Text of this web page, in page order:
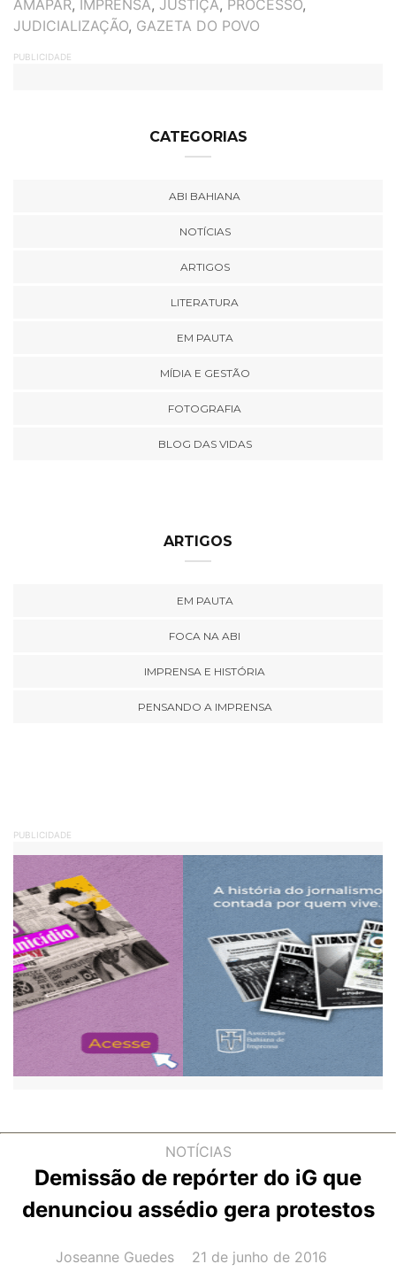
AMAPAR, IMPRENSA, JUSTIÇA, PROCESSO,
JUDICIALIZAÇÃO, GAZETA DO POVO
PUBLICIDADE
CATEGORIAS
ABI BAHIANA
NOTÍCIAS
ARTIGOS
LITERATURA
EM PAUTA
MÍDIA E GESTÃO
FOTOGRAFIA
BLOG DAS VIDAS
ARTIGOS
EM PAUTA
FOCA NA ABI
IMPRENSA E HISTÓRIA
PENSANDO A IMPRENSA
PUBLICIDADE
NOTÍCIAS
Demissão de repórter do iG que
denunciou assédio gera protestos
AUTOR(A):
Joseanne Guedes DATA:
21 de junho de 2016